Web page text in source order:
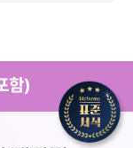
함)